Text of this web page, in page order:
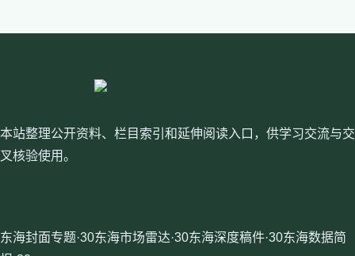
本站整理公开资料、栏目索引和延伸阅读入口，供学习交流与交
叉核验使用。
东海封面专题·30东海市场雷达·30东海深度稿件·30东海数据简